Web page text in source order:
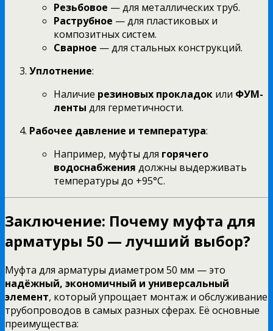
Резьбовое — для металлических труб.
Раструбное — для пластиковых и
композитных систем.
Сварное — для стальных конструкций.
Уплотнение:
Наличие резиновых прокладок или ФУМ-
ленты для герметичности.
Рабочее давление и температура:
Например, муфты для горячего
водоснабжения должны выдерживать
температуры до +95°C.
Заключение: Почему муфта для
арматуры 50 — лучший выбор?
Муфта для арматуры диаметром 50 мм — это
надёжный, экономичный и универсальный
элемент, который упрощает монтаж и обслуживание
трубопроводов в самых разных сферах. Её основные
преимущества: